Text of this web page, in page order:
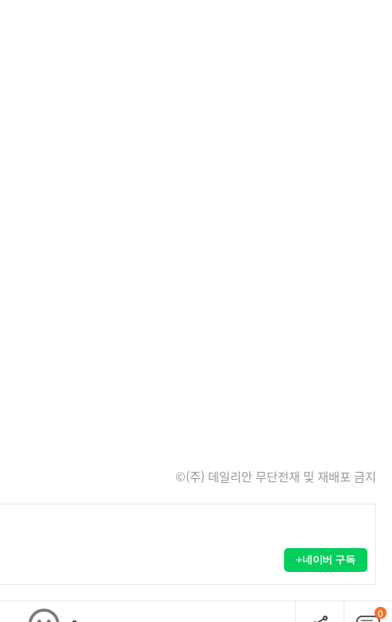
©(주) 데일리안 무단전재 및 재배포 금지
+네이버 구독
0